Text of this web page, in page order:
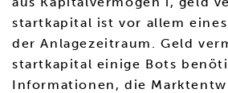
startkapital ist vor allem
der Anlagezeitraum. Geld
startkapital einige Bots
Informationen, die